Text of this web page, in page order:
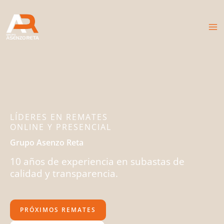
contenido
LÍDERES EN REMATES
ONLINE Y PRESENCIAL
Grupo Asenzo Reta
10 años de experiencia en subastas de
calidad y transparencia.
PRÓXIMOS REMATES